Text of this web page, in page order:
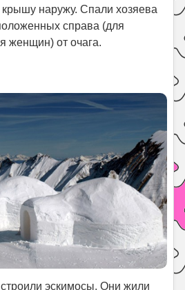
наружу. Спали хозяева
справа (для
женщин) от очага.
эскимосы. Они жили